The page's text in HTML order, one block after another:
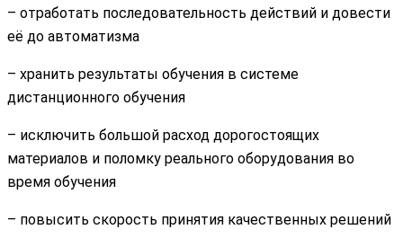
– отработать последовательность действий и довести
её до автоматизма
– хранить результаты обучения в системе
дистанционного обучения
– исключить большой расход дорогостоящих
материалов и поломку реального оборудования во
время обучения
– повысить скорость принятия качественных решений